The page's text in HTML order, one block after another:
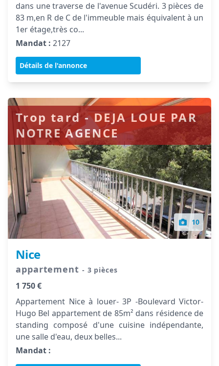
dans une traverse de l'avenue Scudéri. 3 pièces de
83 m,en R de C de l'immeuble mais équivalent à un
1er étage,très co...
Mandat : 2127
Détails de l'annonce
10
Trop tard - DEJA LOUE PAR
NOTRE AGENCE
Nice
appartement - 3 pièces
1 750 €
Appartement Nice à louer- 3P -Boulevard Victor-
Hugo Bel appartement de 85m² dans résidence de
standing composé d'une cuisine indépendante,
une salle d'eau, deux belles...
Mandat :